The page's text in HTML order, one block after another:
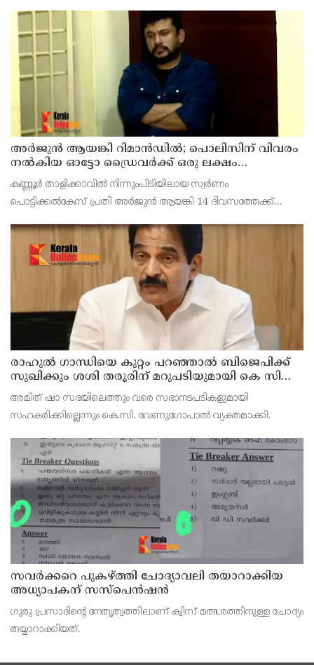
അര്‍ജുന്‍ ആയങ്കി റിമാന്‍ഡില്‍; പൊലിസിന് വിവരം
നൽകിയ ഓട്ടോ ഡ്രൈവർക്ക് ഒരു ലക്ഷം
പാരിതോഷികം നൽകുമെന്ന് മന്ത്രി
കണ്ണൂർ താളിക്കാവിൽ നിന്നുംപിടിയിലായ സ്വർണം
പൊട്ടിക്കൽകേസ് പ്രതി അര്‍ജുന്‍ ആയങ്കി 14 ദിവസത്തേക്ക്
മജിസ്‌ട്രേറ്റാണ് റിമാൻഡ് ചെയ്തത് പ്രതിയെ തലശേരി സബ്
ജയില
രാഹുല്‍ ഗാന്ധിയെ കുറ്റം പറഞ്ഞാല്‍ ബിജെപിക്ക്
സുഖിക്കും ശശി തരൂരിന് മറുപടിയുമായി കെ സി
വേണുഗോപാല്‍
അമിത് ഷാ സഭയിലെത്തും വരെ സഭാനടപടികളുമായി
സഹകരിക്കില്ലെന്നും കെ.സി. വേണുഗോപാല്‍ വ്യക്തമാക്കി.
സവര്‍ക്കറെ പുകഴ്ത്തി ചോദ്യാവലി തയാറാക്കിയ
അധ്യാപകന് സസ്‌പെന്‍ഷന്‍
ഗുരു പ്രസാദിന്റെ നേതൃത്വത്തിലാണ് ക്വിസ് മത്സരത്തിനുള്ള ചോദ്യം
തയ്യാറാക്കിയത്.